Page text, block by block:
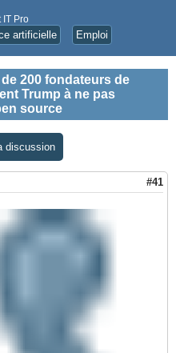
IT Pro
artificielle Emploi
de 200 fondateurs de
Trump à ne pas
source
discussion
#41